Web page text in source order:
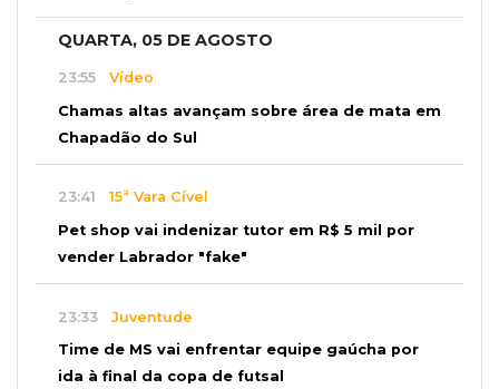
QUARTA, 05 DE AGOSTO
23:55 Vídeo
Chamas altas avançam sobre área de mata em
Chapadão do Sul
23:41 15ª Vara Cível
Pet shop vai indenizar tutor em R$ 5 mil por
vender Labrador "fake"
23:33 Juventude
Time de MS vai enfrentar equipe gaúcha por
ida à final da copa de futsal